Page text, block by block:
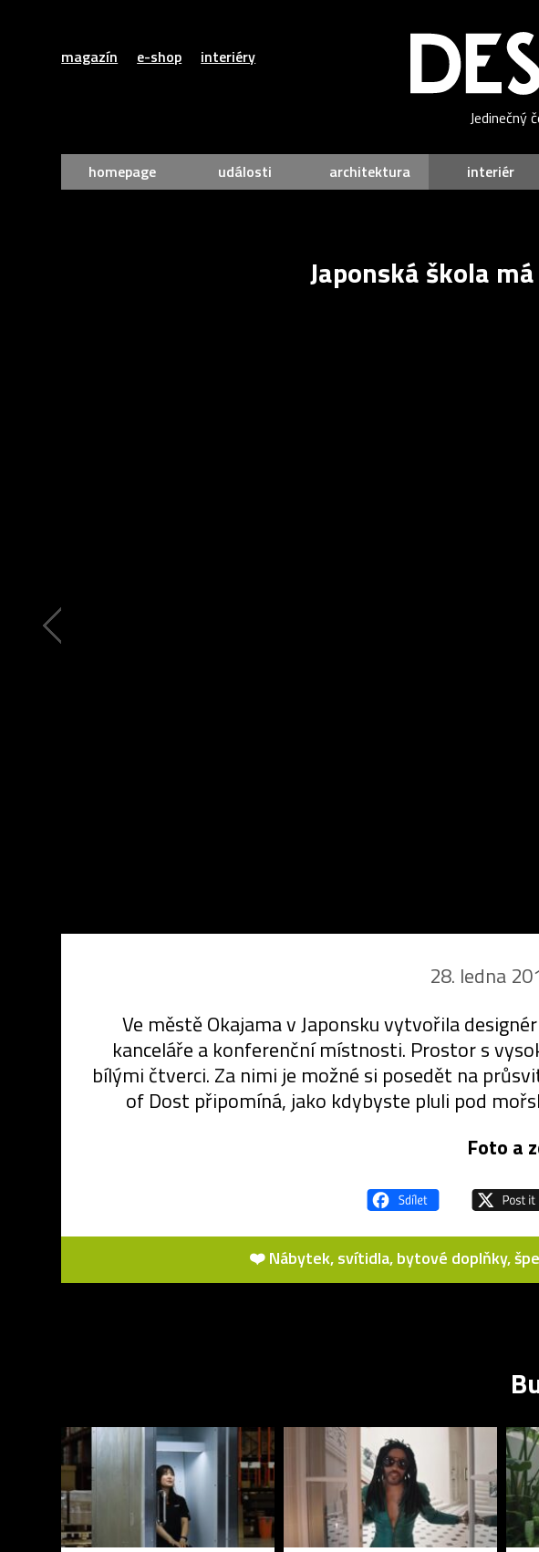
magazín e-shop interiéry
Jedinečný
homepage události architektura interiér
Japonská škola
28. ledna
Ve městě Okajama v Japonsku vytvořila
kanceláře a konferenční místnosti. Prostor s
bílými čtverci. Za nimi je možné si posedět na
of Dost připomíná, jako kdybyste pluli pod
Foto a
❤️ Nábytek, svítidla, bytové doplňky,